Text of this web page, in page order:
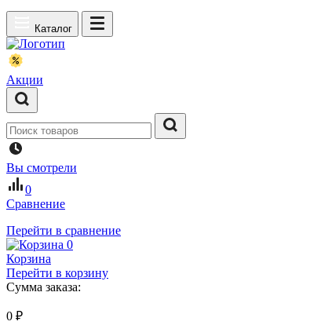
Каталог
Акции
Вы смотрели
0
Сравнение
Перейти в сравнение
0
Корзина
Перейти в корзину
Сумма заказа:
0 ₽